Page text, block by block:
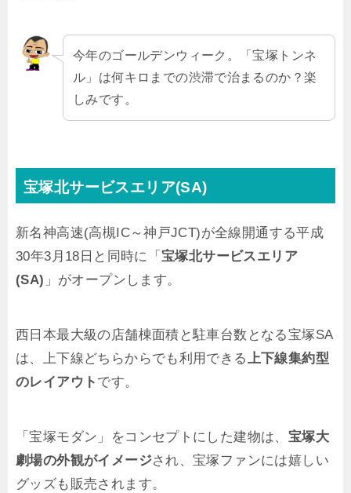
今年のゴールデンウィーク。「宝塚トンネ
ル」は何キロまでの渋滞で治まるのか？楽
しみです。
宝塚北サービスエリア(SA)
新名神高速(高槻IC～神戸JCT)が全線開通する平成
30年3月18日と同時に「宝塚北サービスエリア
(SA) 」がオープンします。
西日本最大級の店舗棟面積と駐車台数となる宝塚SA
は、上下線どちらからでも利用できる上下線集約型
のレイアウト です。
「宝塚モダン」をコンセプトにした建物は、 宝塚大
劇場の外観がイメージされ、宝塚ファンには嬉しい
グッズも販売されます。